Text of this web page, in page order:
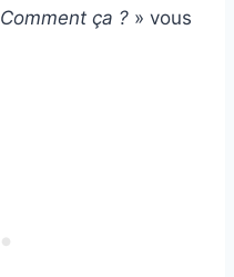
Comment ça ? » vous